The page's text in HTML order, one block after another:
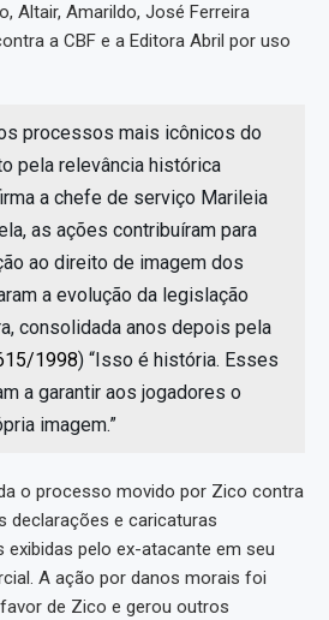
Altair, Amarildo, José Ferreira
a CBF e a Editora Abril por uso
processos mais icônicos do
pela relevância histórica
a chefe de serviço Marileia
as ações contribuíram para
ao direito de imagem dos
a evolução da legislação
consolidada anos depois pela
1998) “Isso é história. Esses
a garantir aos jogadores o
imagem.”
o processo movido por Zico contra
declarações e caricaturas
pelo ex-atacante em seu
A ação por danos morais foi
de Zico e gerou outros